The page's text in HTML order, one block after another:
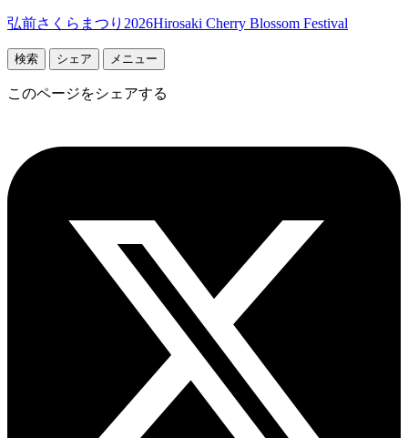
弘前さくらまつり2026Hirosaki Cherry Blossom Festival
検索 シェア メニュー
このページをシェアする